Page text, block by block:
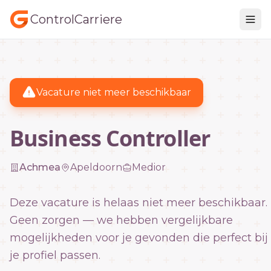
ControlCarriere
Vacature niet meer beschikbaar
Business Controller
Achmea Apeldoorn Medior
Deze vacature is helaas niet meer beschikbaar.
Geen zorgen — we hebben vergelijkbare
mogelijkheden voor je gevonden die perfect bij
je profiel passen.